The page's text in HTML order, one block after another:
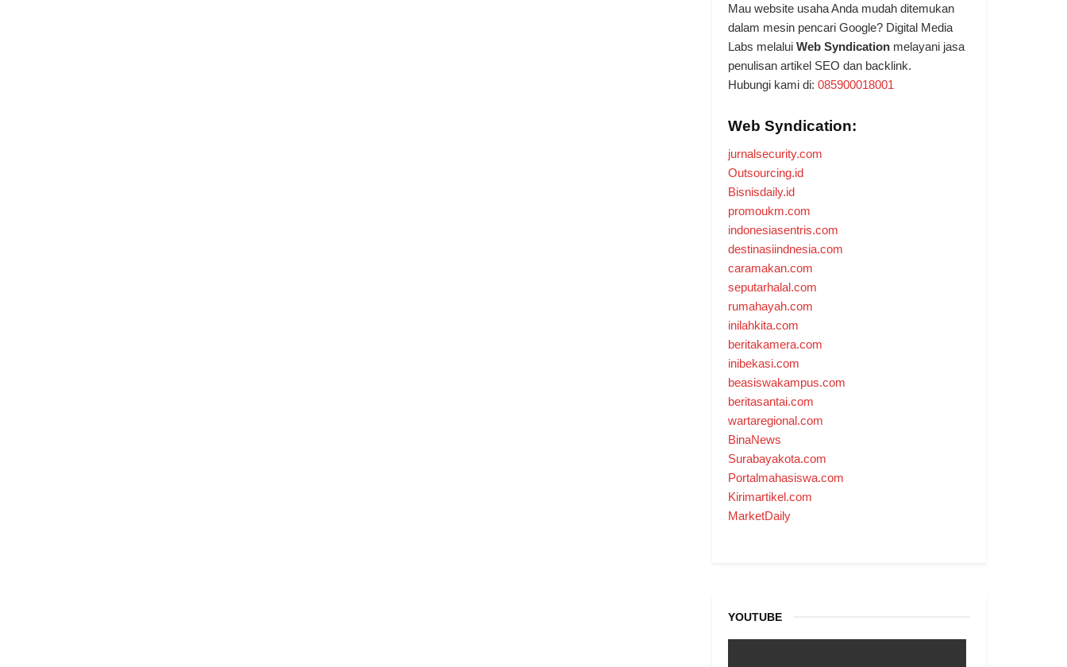
Mau website usaha Anda mudah ditemukan
dalam mesin pencari Google? Digital Media
Labs melalui Web Syndication melayani jasa
penulisan artikel SEO dan backlink.
Hubungi kami di: 085900018001
Web Syndication:
jurnalsecurity.com
Outsourcing.id
Bisnisdaily.id
promoukm.com
indonesiasentris.com
destinasiindnesia.com
caramakan.com
seputarhalal.com
rumahayah.com
inilahkita.com
beritakamera.com
inibekasi.com
beasiswakampus.com
beritasantai.com
wartaregional.com
BinaNews
Surabayakota.com
Portalmahasiswa.com
Kirimartikel.com
MarketDaily
YOUTUBE